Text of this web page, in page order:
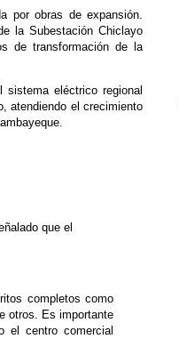
por obras de expansión.
la Subestación Chiclayo
de transformación de la
eléctrico regional
atendiendo el crecimiento
que el
completos como
otros. Es importante
el centro comercial